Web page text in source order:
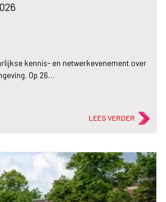
kennis- en netwerkevenement over
Op 26…
LEES VERDER